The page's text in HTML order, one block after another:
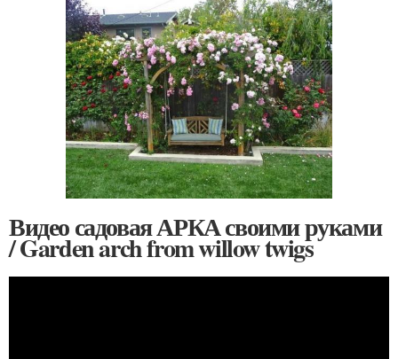
Видео садовая АРКА своими руками
/ Garden arch from willow twigs